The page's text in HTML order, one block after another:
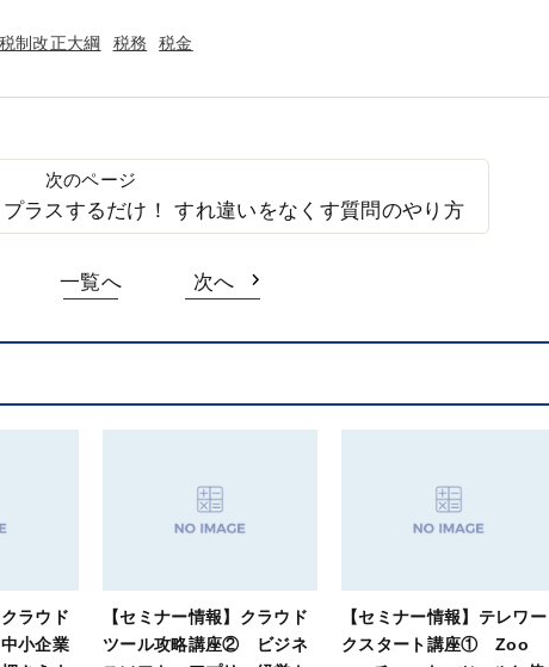
税制改正大綱 税務 税金
ラスするだけ！ すれ違いをなくす質問のやり方
一覧へ 次へ
ラウド
小企業
【セミナー情報】クラウド
ツール攻略講座② ビジネ
【セミナー情報】テレワー
クスタート講座① Zoo